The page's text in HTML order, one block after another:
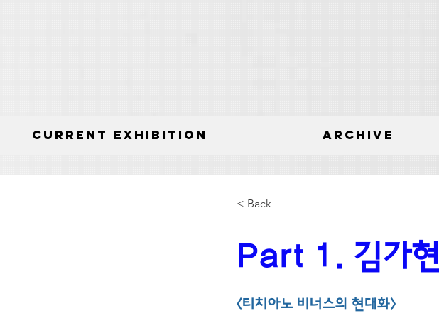
Current Exhibition archive
< Back
Part 1. 김가현
<티치아노 비너스의 현대화>